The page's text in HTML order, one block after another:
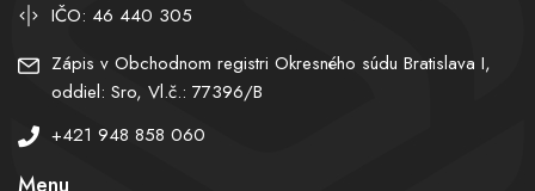
IČO: 46 440 305
Zápis v Obchodnom registri Okresného súdu Bratislava I,
oddiel: Sro, Vl.č.: 77396/B
+421 948 858 060
Menu